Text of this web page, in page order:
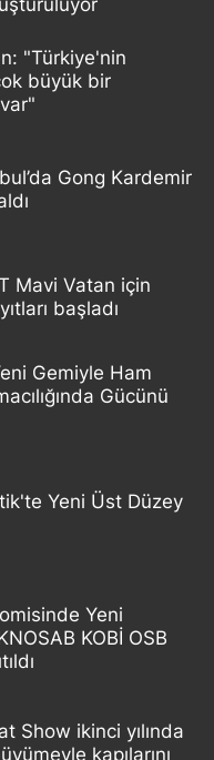
"Türkiye'nin
büyük bir
Gong Kardemir
Mavi Vatan için
başladı
Gemiyle Ham
Gücünü
Yeni Üst Düzey
Yeni
KOBİ OSB
Show ikinci yılında
kapılarını